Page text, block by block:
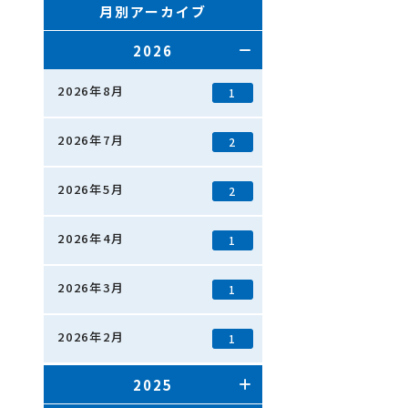
月別アーカイブ
2026
2026年8月 1
2026年7月 2
2026年5月 2
2026年4月 1
2026年3月 1
2026年2月 1
2025